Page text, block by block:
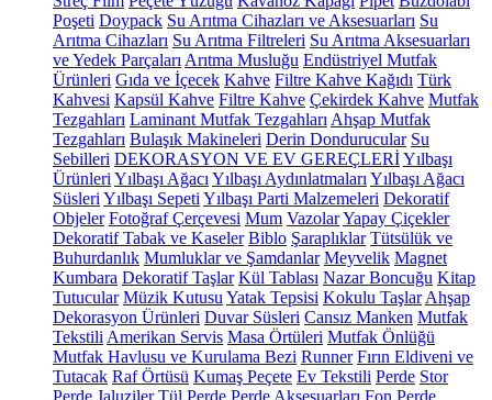
Poşeti Doypack Su Arıtma Cihazları ve Aksesuarları Su
Arıtma Cihazları Su Arıtma Filtreleri Su Arıtma Aksesuarları
ve Yedek Parçaları Arıtma Musluğu Endüstriyel Mutfak
Ürünleri Gıda ve İçecek Kahve Filtre Kahve Kağıdı Türk
Kahvesi Kapsül Kahve Filtre Kahve Çekirdek Kahve Mutfak
Tezgahları Laminant Mutfak Tezgahları Ahşap Mutfak
Tezgahları Bulaşık Makineleri Derin Dondurucular Su
Sebilleri DEKORASYON VE EV GEREÇLERİYılbaşı
Ürünleri Yılbaşı Ağacı Yılbaşı Aydınlatmaları Yılbaşı Ağacı
Süsleri Yılbaşı Sepeti Yılbaşı Parti Malzemeleri Dekoratif
Objeler Fotoğraf Çerçevesi Mum VazolarYapay Çiçekler
Dekoratif Tabak ve Kaseler Biblo Şaraplıklar Tütsülük ve
Buhurdanlık Mumluklar ve Şamdanlar Meyvelik Magnet
Kumbara Dekoratif Taşlar Kül Tablası Nazar Boncuğu Kitap
Tutucular Müzik Kutusu Yatak Tepsisi Kokulu Taşlar Ahşap
Dekorasyon Ürünleri Duvar Süsleri Cansız Manken Mutfak
Tekstili Amerikan Servis Masa Örtüleri Mutfak Önlüğü
Mutfak Havlusu ve Kurulama Bezi Runner Fırın Eldiveni ve
Tutacak Raf Örtüsü Kumaş Peçete Ev Tekstili Perde Stor
Perde Jaluziler Tül Perde Perde Aksesuarları Fon Perde